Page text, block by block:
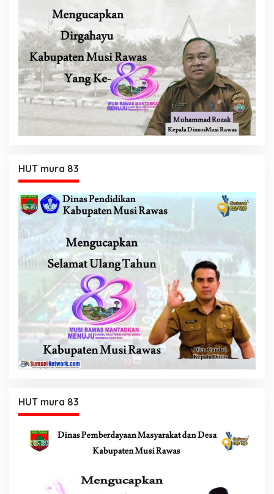
HUT mura 83
HUT mura 83